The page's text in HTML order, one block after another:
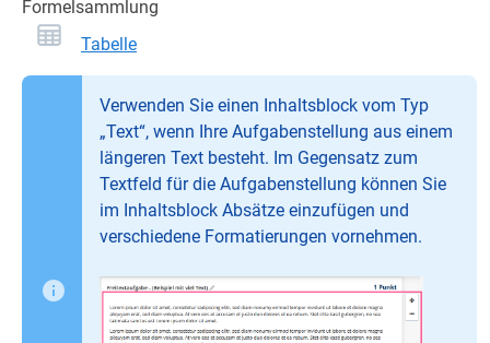
Formelsammlung
Tabelle
Verwenden Sie einen Inhaltsblock vom Typ
„Text“, wenn Ihre Aufgabenstellung aus einem
längeren Text besteht. Im Gegensatz zum
Textfeld für die Aufgabenstellung können Sie
im Inhaltsblock Absätze einzufügen und
verschiedene Formatierungen vornehmen.